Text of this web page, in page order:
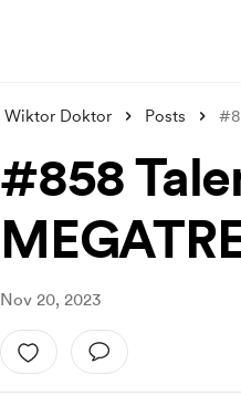
Wiktor Doktor Posts
#858
Nov 20, 2023